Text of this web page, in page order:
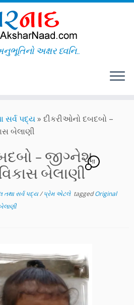
અક્ષર ધ્વનિ..
સર્વ પદ્ય» દીકરીઓનો દબદબો –
બેલાણી
– જીગ્નેશ
બેલાણી
11
તથા સર્વ પદ્ય/પ્રેમ એટલે taggedOriginal